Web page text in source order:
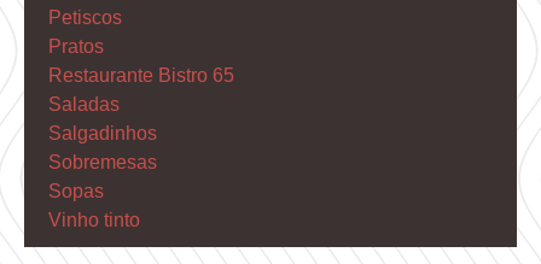
Petiscos
Pratos
Restaurante Bistro 65
Saladas
Salgadinhos
Sobremesas
Sopas
Vinho tinto